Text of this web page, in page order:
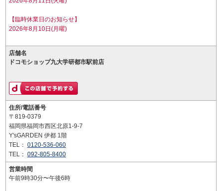
【臨時休業日のお知らせ】
2026年8月10日(月曜)
店舗名
ドコモショップ九大学研都市駅前店
住所/電話番号
〒819-0379
福岡県福岡市西区北原1-9-7
Y'sGARDEN 伊都 1階
TEL： 0120-536-060
TEL： 092-805-8400
営業時間
午前9時30分〜午後6時